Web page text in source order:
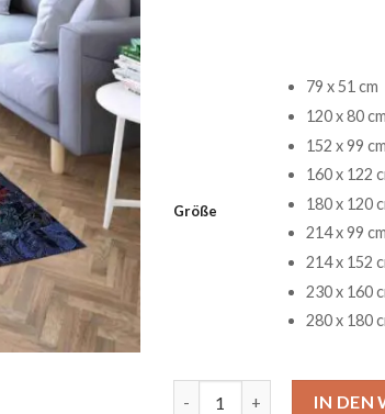
Größe
79 x 51 cm
120 x 80 cm
152 x 99 cm
160 x 122
180 x 120
214 x 99 cm
214 x 152
230 x 160
280 x 180
IN DEN